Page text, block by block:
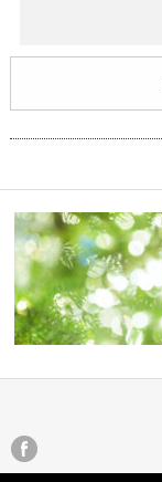
お試し★レイキヒーリ